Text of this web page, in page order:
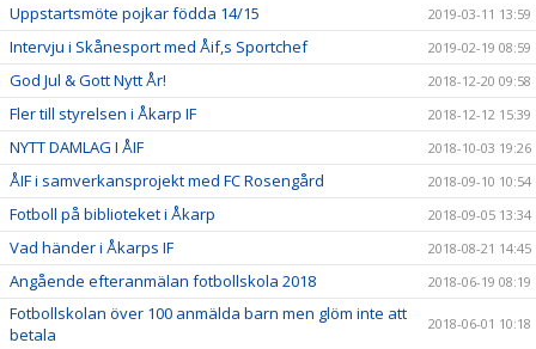
Uppstartsmöte pojkar födda 14/15 2019-03-11 13:59
Intervju i Skånesport med Åif,s Sportchef 2019-02-19 08:59
God Jul & Gott Nytt År! 2018-12-20 09:58
Fler till styrelsen i Åkarp IF 2018-12-12 15:39
NYTT DAMLAG I ÅIF 2018-10-03 19:26
ÅIF i samverkansprojekt med FC Rosengård 2018-09-10 10:54
Fotboll på biblioteket i Åkarp 2018-09-05 13:34
Vad händer i Åkarps IF 2018-08-21 14:45
Angående efteranmälan fotbollskola 2018 2018-06-19 08:19
Fotbollskolan över 100 anmälda barn men glöm inte att
betala
2018-06-01 10:18